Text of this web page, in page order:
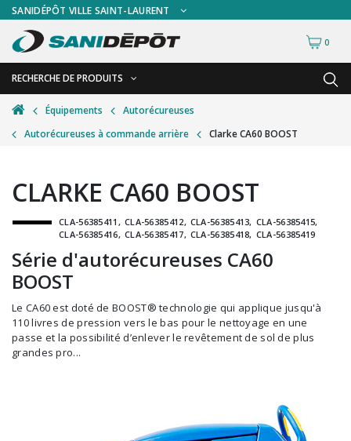
SANIDÉPÔT VILLE SAINT-LAURENT
0
RECHERCHE DE PRODUITS
RETOUR
Accessoires de sécurité
Accessoires pour le lavage de mur
Accessoires pour salles de bain
Alimentaire
Autres accessoires
Balais et porte-poussières
Bouteilles et vaporisateurs
RETOUR
Gants
Plexiglas
Signalisations
Test de diagnostic
Thermomètre
Vêtements de sécurité
Équipements
Autorécureuses
Autorécureuses à commande arrière
Clarke CA60 BOOST
CLARKE CA60 BOOST
CLA-56385411 CLA-56385412 CLA-56385413 CLA-56385415
CLA-56385416 CLA-56385417 CLA-56385418 CLA-56385419
Série d'autorécureuses CA60
BOOST
Le CA60 est doté de BOOST® technologie qui applique jusqu'à
110 livres de pression vers le bas pour le nettoyage en une
passe et la possibilité d’enlever le revêtement de sol de plus
grandes pro...